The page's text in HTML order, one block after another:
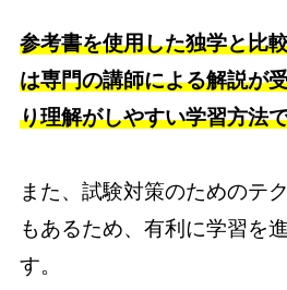
参考書を使用した独学と比
は専門の講師による解説が
り理解がしやすい学習方法
また、試験対策のためのテ
もあるため、有利に学習を
す。